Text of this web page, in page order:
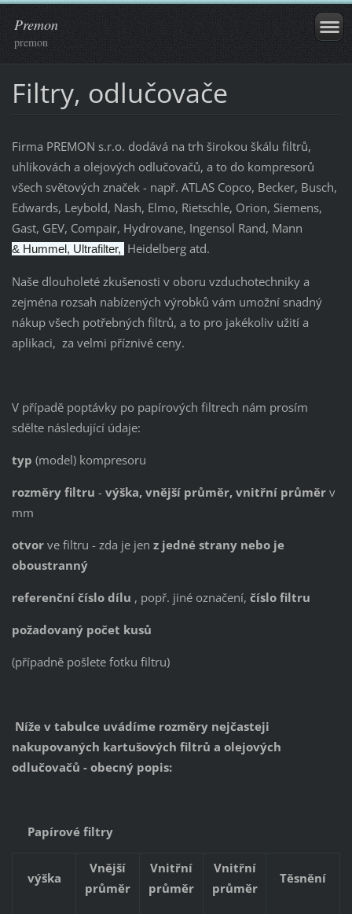
Premon
premon
Filtry, odlučovače
Firma PREMON s.r.o. dodává na trh širokou škálu filtrů,
uhlíkovách a olejových odlučovačů, a to do kompresorů
všech světových značek - např. ATLAS Copco, Becker, Busch,
Edwards, Leybold, Nash, Elmo, Rietschle, Orion, Siemens,
Gast, GEV, Compair, Hydrovane, Ingensol Rand, Mann
& Hummel, Ultrafilter, Heidelberg atd.
Naše dlouholeté zkušenosti v oboru vzduchotechniky a
zejména rozsah nabízených výrobků vám umožní snadný
nákup všech potřebných filtrů, a to pro jakékoliv užití a
aplikaci, za velmi příznivé ceny.
V případě poptávky po papírových filtrech nám prosím
sdělte následující údaje:
typ (model) kompresoru
rozměry filtru - výška, vnější průměr, vnitřní průměr v
mm
otvorve filtru - zda je jen z jedné strany nebo je
oboustranný
referenční číslo dílu , popř. jiné označení, číslo filtru
požadovaný počet kusů
(případně pošlete fotku filtru)
Níže v tabulce uvádíme rozměry nejčasteji
nakupovaných kartušových filtrů a olejových
odlučovačů - obecný popis:
Papírové filtry
výška
Vnější
průměr
Vnitřní
průměr
Vnitřní
průměr
Těsnění